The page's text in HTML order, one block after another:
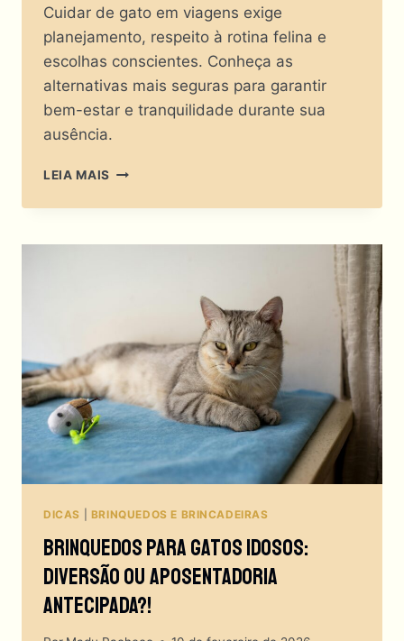
Cuidar de gato em viagens exige
planejamento, respeito à rotina felina e
escolhas conscientes. Conheça as
alternativas mais seguras para garantir
bem-estar e tranquilidade durante sua
ausência.
LEIA MAIS COMO
DE
EM
DICAS BRINQUEDOS E BRINCADEIRAS
Brinquedos Para Gatos Idosos:
Diversão Ou Aposentadoria
Antecipada?!